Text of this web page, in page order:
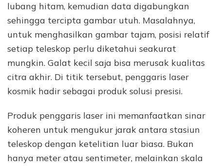
lubang hitam, kemudian data digabungkan
sehingga tercipta gambar utuh. Masalahnya,
untuk menghasilkan gambar tajam, posisi relatif
setiap teleskop perlu diketahui seakurat
mungkin. Galat kecil saja bisa merusak kualitas
citra akhir. Di titik tersebut, penggaris laser
kosmik hadir sebagai produk solusi presisi.
Produk penggaris laser ini memanfaatkan sinar
koheren untuk mengukur jarak antara stasiun
teleskop dengan ketelitian luar biasa. Bukan
hanya meter atau sentimeter, melainkan skala